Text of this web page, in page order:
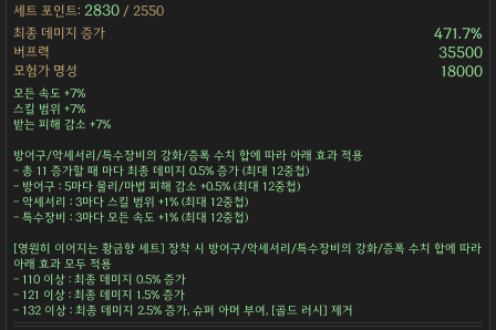
세트 포인트: 2830 / 2550
최종 데미지 증가
471.7%
버프력 35500
모험가 명성 18000
모든 속도 +7%
스킬 범위 +7%
받는 피해 감소 +7%
방어구/악세서리/특수장비의 강화/증폭 수치 합에 따라 아래 효과 적용
- 총 11 증가할 때 마다 최종 데미지 0.5% 증가 (최대 12중첩)
- 방어구 : 5마다 물리/마법 피해 감소 +0.5% (최대 12중첩)
- 악세서리 : 3마다 스킬 범위 +1% (최대 12중첩)
- 특수장비 : 3마다 모든 속도 +1% (최대 12중첩)
[영원히 이어지는 황금향 세트] 장착 시 방어구/악세서리/특수장비의 강화/증폭 수치 합에 따라
아래 효과 모두 적용
- 110 이상 : 최종 데미지 0.5% 증가
- 121 이상 : 최종 데미지 1.5% 증가
- 132 이상 : 최종 데미지 2.5% 증가, 슈퍼 아머 부여, [골드 러시] 제거